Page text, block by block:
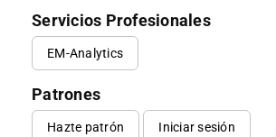
Servicios Profesionales
EM-Analytics
Patrones
Hazte patrón Iniciar sesión